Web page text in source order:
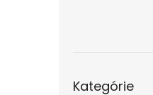
kategórie
Kategórie